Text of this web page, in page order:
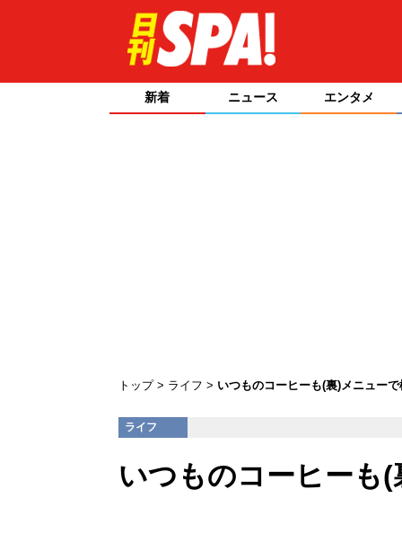
新着 ニュース エンタメ
トップ ライフ いつものコーヒーも(裏)メニュー
ライフ
いつものコーヒーも